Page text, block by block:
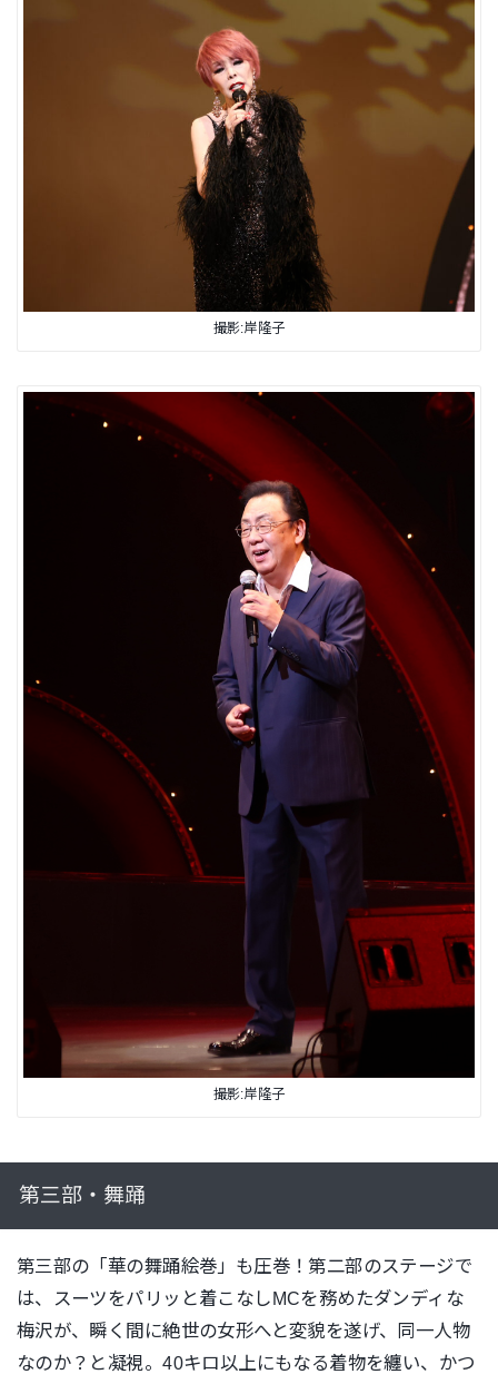
撮影:岸隆子
撮影:岸隆子
第三部・舞踊
第三部の「華の舞踊絵巻」も圧巻！第二部のステージで
は、スーツをパリッと着こなしMCを務めたダンディな
梅沢が、瞬く間に絶世の女形へと変貌を遂げ、同一人物
なのか？と凝視。40キロ以上にもなる着物を纏い、かつ